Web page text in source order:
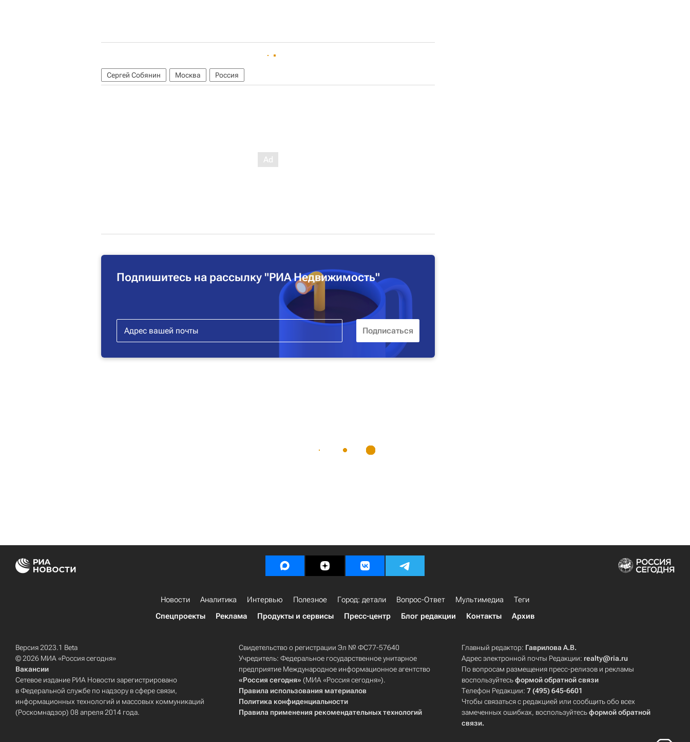
Сергей Собянин Москва Россия
Подпишитесь на рассылку "РИА Недвижимость"
Новости Аналитика Интервью Полезное Город: детали Вопрос-Ответ Мультимедиа
Теги
Спецпроекты
Реклама Продукты и сервисы Пресс-центр Блог редакции Контакты Архив
Версия 2023.1 Beta
© 2026 МИА «Россия сегодня»
Вакансии
Сетевое издание РИА Новости зарегистрировано
в Федеральной службе по надзору в сфере связи,
информационных технологий и массовых коммуникаций
(Роскомнадзор) 08 апреля 2014 года.
Свидетельство о регистрации Эл № ФС77-57640
Учредитель: Федеральное государственное унитарное
предприятие Международное информационное агентство
«Россия сегодня» (МИА «Россия сегодня»).
Правила использования материалов
Политика конфиденциальности
Правила применения рекомендательных технологий
Главный редактор: Гаврилова А.В.
Адрес электронной почты Редакции: realty@ria.ru
По вопросам размещения пресс-релизов и рекламы
воспользуйтесьформой обратной связи
Телефон Редакции:7 (495) 645-6601
Чтобы связаться с редакцией или сообщить обо всех
замеченных ошибках, воспользуйтесьформой обратной
связи.